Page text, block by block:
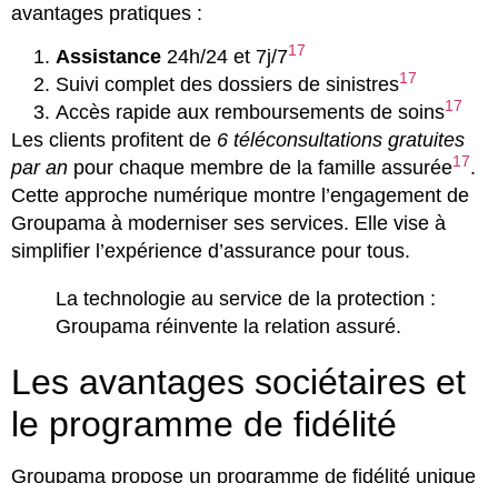
avantages pratiques :
Assistance 24h/24 et 7j/717
Suivi complet des dossiers de sinistres17
Accès rapide aux remboursements de soins17
Les clients profitent de 6 téléconsultations gratuites
par an pour chaque membre de la famille assurée17.
Cette approche numérique montre l’engagement de
Groupama à moderniser ses services. Elle vise à
simplifier l’expérience d’assurance pour tous.
La technologie au service de la protection :
Groupama réinvente la relation assuré.
Les avantages sociétaires et
le programme de fidélité
Groupama propose un programme de fidélité unique